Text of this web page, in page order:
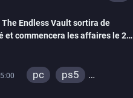
Endless Vault sortira de
et commencera les affaires le 2
pc
ps5